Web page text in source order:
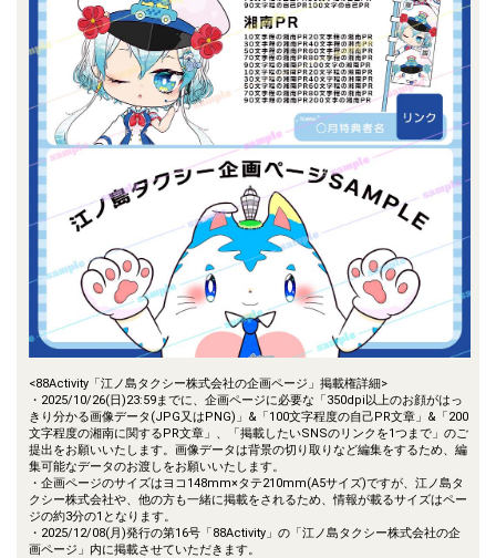
<88Activity「江ノ島タクシー株式会社の企画ページ」掲載権詳細>
・2025/10/26(日)23:59までに、企画ページに必要な「350dpi以上のお顔がはっ
きり分かる画像データ(JPG又はPNG)」&「100文字程度の自己PR文章」&「200
文字程度の湘南に関するPR文章」、「掲載したいSNSのリンクを1つまで」のご
提出をお願いいたします。画像データは背景の切り取りなど編集をするため、編
集可能なデータのお渡しをお願いいたします。
・企画ページのサイズはヨコ148mm×タテ210mm(A5サイズ)ですが、江ノ島タ
クシー株式会社や、他の方も一緒に掲載をされるため、情報が載るサイズはペー
ジの約3分の1となります。
・2025/12/08(月)発行の第16号「88Activity」の「江ノ島タクシー株式会社の企
画ページ」内に掲載させていただきます。